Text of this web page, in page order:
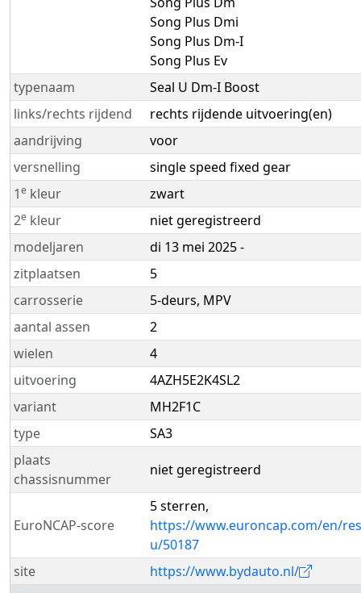
Song Plus Dmi
Song Plus Dm-I
Song Plus Ev
typenaam
Seal U Dm-I Boost
links/rechts rijdend
rechts rijdende uitvoering(en)
aandrijving
voor
versnelling
single speed fixed gear
1e kleur
zwart
2e kleur
niet geregistreerd
modeljaren
di 13 mei 2025 -
zitplaatsen
5
carrosserie
5-deurs, MPV
aantal assen
2
wielen
4
uitvoering
4AZH5E2K4SL2
variant
MH2F1C
type
SA3
plaats
chassisnummer
niet geregistreerd
EuroNCAP-score
5 sterren,
https://www.euroncap.com/en/
u/50187
site
https://www.bydauto.nl/